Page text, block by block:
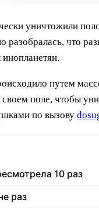
уничтожили
разобралась, что
путем
поле, чтобы
по вызову
10 раз
раз